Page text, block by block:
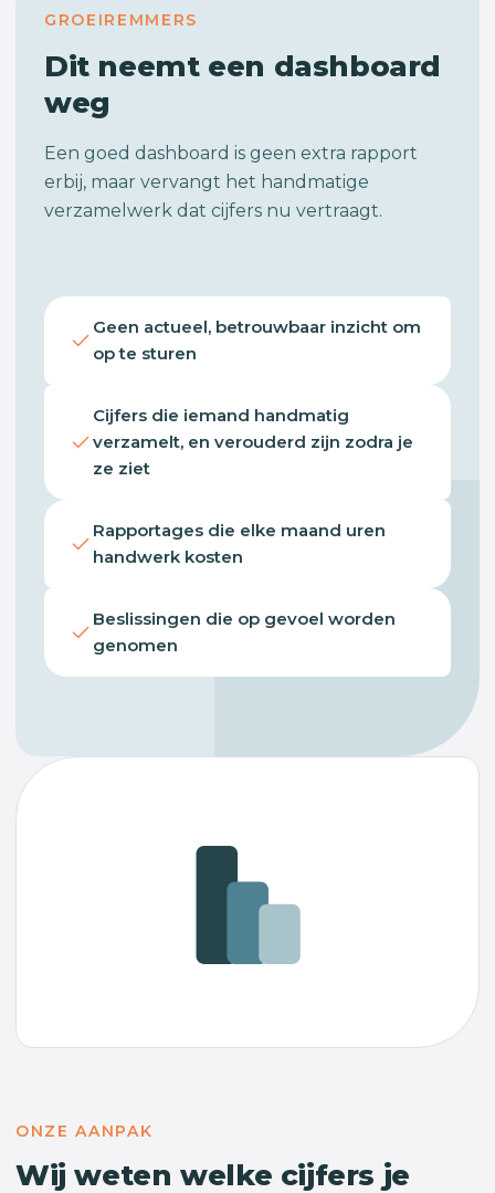
GROEIREMMERS
Dit neemt een dashboard
weg
Een goed dashboard is geen extra rapport
erbij, maar vervangt het handmatige
verzamelwerk dat cijfers nu vertraagt.
Geen actueel, betrouwbaar inzicht om
op te sturen
Cijfers die iemand handmatig
verzamelt, en verouderd zijn zodra je
ze ziet
Rapportages die elke maand uren
handwerk kosten
Beslissingen die op gevoel worden
genomen
ONZE AANPAK
Wij weten welke cijfers je